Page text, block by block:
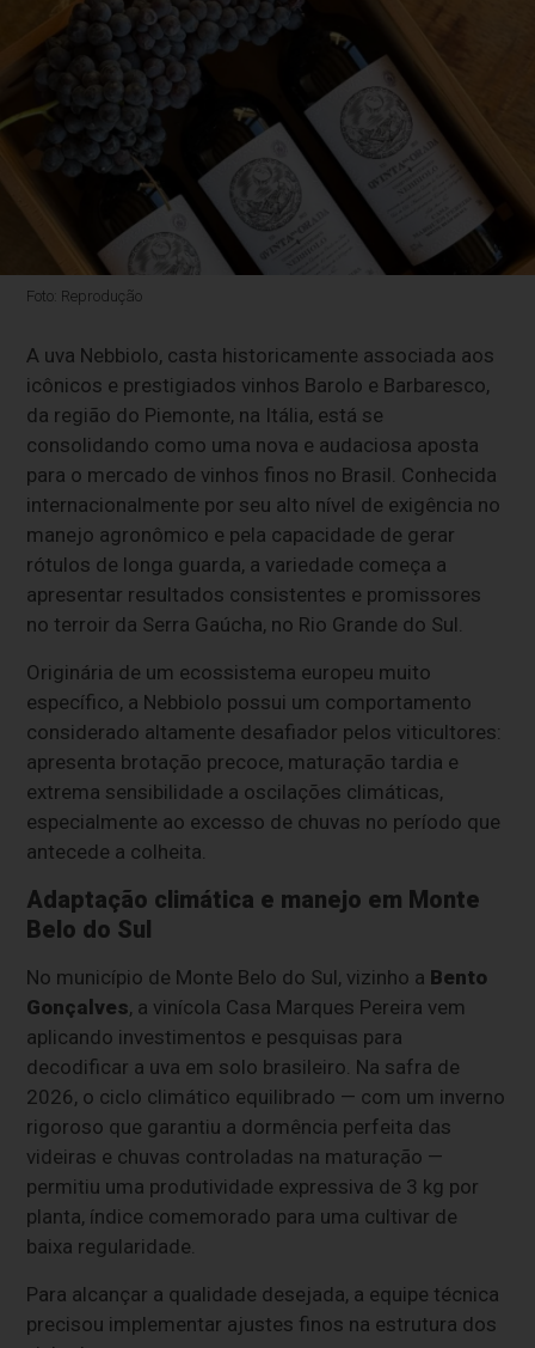
Foto: Reprodução
A uva Nebbiolo, casta historicamente associada aos
icônicos e prestigiados vinhos Barolo e Barbaresco,
da região do Piemonte, na Itália, está se
consolidando como uma nova e audaciosa aposta
para o mercado de vinhos finos no Brasil. Conhecida
internacionalmente por seu alto nível de exigência no
manejo agronômico e pela capacidade de gerar
rótulos de longa guarda, a variedade começa a
apresentar resultados consistentes e promissores
no terroir da Serra Gaúcha, no Rio Grande do Sul.
Originária de um ecossistema europeu muito
específico, a Nebbiolo possui um comportamento
considerado altamente desafiador pelos viticultores:
apresenta brotação precoce, maturação tardia e
extrema sensibilidade a oscilações climáticas,
especialmente ao excesso de chuvas no período que
antecede a colheita.
Adaptação climática e manejo em Monte
Belo do Sul
No município de Monte Belo do Sul, vizinho a Bento
Gonçalves, a vinícola Casa Marques Pereira vem
aplicando investimentos e pesquisas para
decodificar a uva em solo brasileiro. Na safra de
2026, o ciclo climático equilibrado — com um inverno
rigoroso que garantiu a dormência perfeita das
videiras e chuvas controladas na maturação —
permitiu uma produtividade expressiva de 3 kg por
planta, índice comemorado para uma cultivar de
baixa regularidade.
Para alcançar a qualidade desejada, a equipe técnica
precisou implementar ajustes finos na estrutura dos